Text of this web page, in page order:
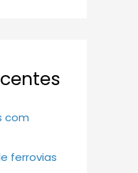
com
ferrovias